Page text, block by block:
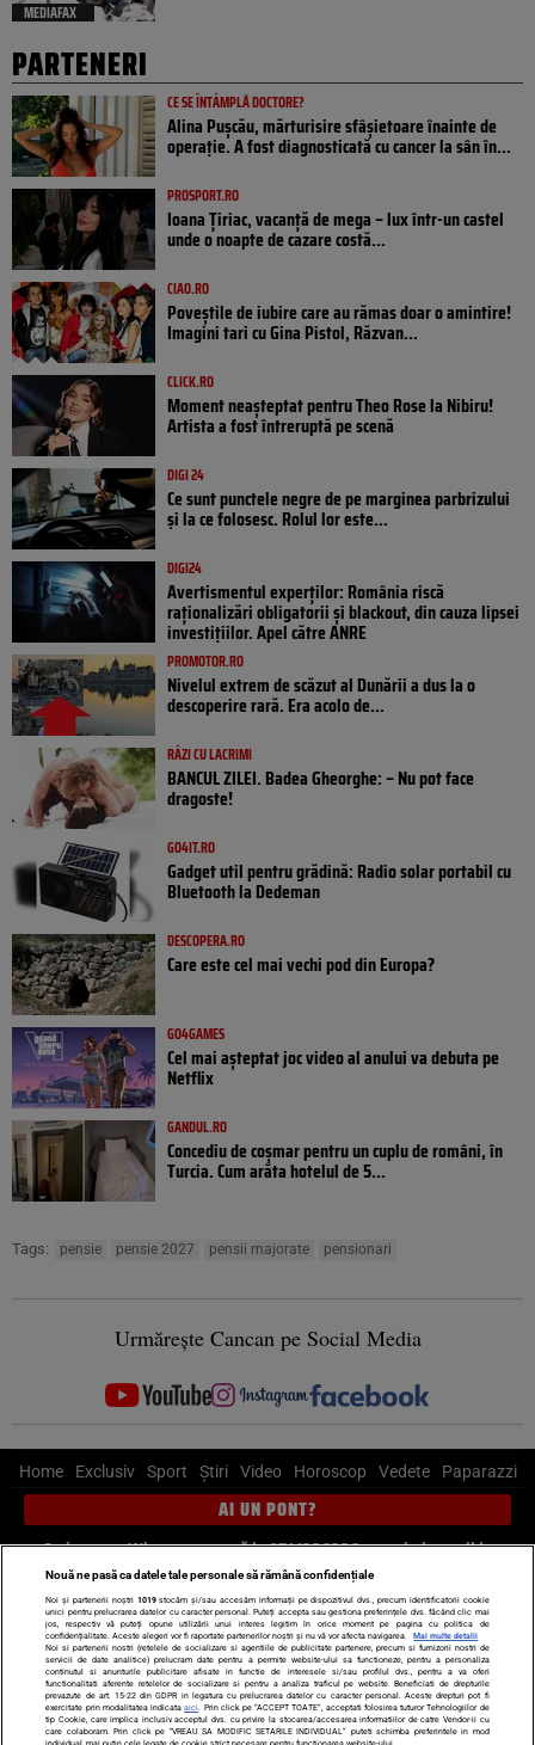
MEDIAFAX
PARTENERI
CE SE ÎNTÂMPLĂ DOCTORE?
Alina Pușcău, mărturisire sfâșietoare înainte de
operație. A fost diagnosticată cu cancer la sân în...
PROSPORT.RO
Ioana Țiriac, vacanță de mega – lux într-un castel
unde o noapte de cazare costă...
CIAO.RO
Poveştile de iubire care au rămas doar o amintire!
Imagini tari cu Gina Pistol, Răzvan...
CLICK.RO
Moment neașteptat pentru Theo Rose la Nibiru!
Artista a fost întreruptă pe scenă
DIGI 24
Ce sunt punctele negre de pe marginea parbrizului
și la ce folosesc. Rolul lor este...
DIGI24
Avertismentul experților: România riscă
raționalizări obligatorii și blackout, din cauza lipsei
investițiilor. Apel către ANRE
PROMOTOR.RO
Nivelul extrem de scăzut al Dunării a dus la o
descoperire rară. Era acolo de...
RÂZI CU LACRIMI
BANCUL ZILEI. Badea Gheorghe: – Nu pot face
dragoste!
GO4IT.RO
Gadget util pentru grădină: Radio solar portabil cu
Bluetooth la Dedeman
DESCOPERA.RO
Care este cel mai vechi pod din Europa?
GO4GAMES
Cel mai așteptat joc video al anului va debuta pe
Netflix
GANDUL.RO
Concediu de coșmar pentru un cuplu de români, în
Turcia. Cum arăta hotelul de 5...
Tags: pensie pensie 2027 pensii majorate pensionari
Urmărește Cancan pe Social Media
Home Exclusiv Sport Știri Video Horoscop Vedete Paparazzi
AI UN PONT?
Scrie-ne pe Whatsapp, sună la 0741226226 sau trimite mail la
pont@cancan.ro
Știri interne Știri externe
Politică
Ultimele stiri
Diete Insula Iubirii Dictionar de vise
LIFE STYLE
Horoscop
Echipa editorială
Termeni si condiții Politica de confidențialitate
Nouă ne pasă ca datele tale personale să rămână confidențiale
Noi și partenerii noștri 1019stocăm și/sau accesăm informații pe dispozitivul dvs., precum identificatorii cookie
unici pentru prelucrarea datelor cu caracter personal. Puteți accepta sau gestiona preferințele dvs. făcând clic mai
jos, respectiv vă puteți opune utilizării unui interes legitim în orice moment pe pagina cu politica de
confidențialitate. Aceste alegeri vor fi raportate partenerilor noștri și nu vă vor afecta navigarea.
Mai multe detalii
Noi si partenerii nostri (retelele de socializare si agentiile de publicitate partenere, precum si furnizorii nostri de
servicii de date analitice) prelucram date pentru a permite website-ului sa functioneze, pentru a personaliza
continutul si anunturile publicitare afisate in functie de interesele si/sau profilul dvs., pentru a va oferi
functionalitati aferente retelelor de socializare si pentru a analiza traficul pe website. Beneficiati de drepturile
prevazute de art. 15-22 din GDPR in legatura cu prelucrarea datelor cu caracter personal. Aceste drepturi pot fi
exercitate prin modalitatea indicataaici . Prin click pe “ACCEPT TOATE”, acceptati folosirea tuturor Tehnologiilor de
tip Cookie, care implica inclusiv acceptul dvs. cu privire la stocarea/accesarea informatiilor de catre Vendor-ii cu
care colaboram. Prin click pe “VREAU SA MODIFIC SETARILE INDIVIDUAL” puteti schimba preferintele in mod
individual, mai putin cele legate de cookie strict necesare pentru functionarea website-ului.